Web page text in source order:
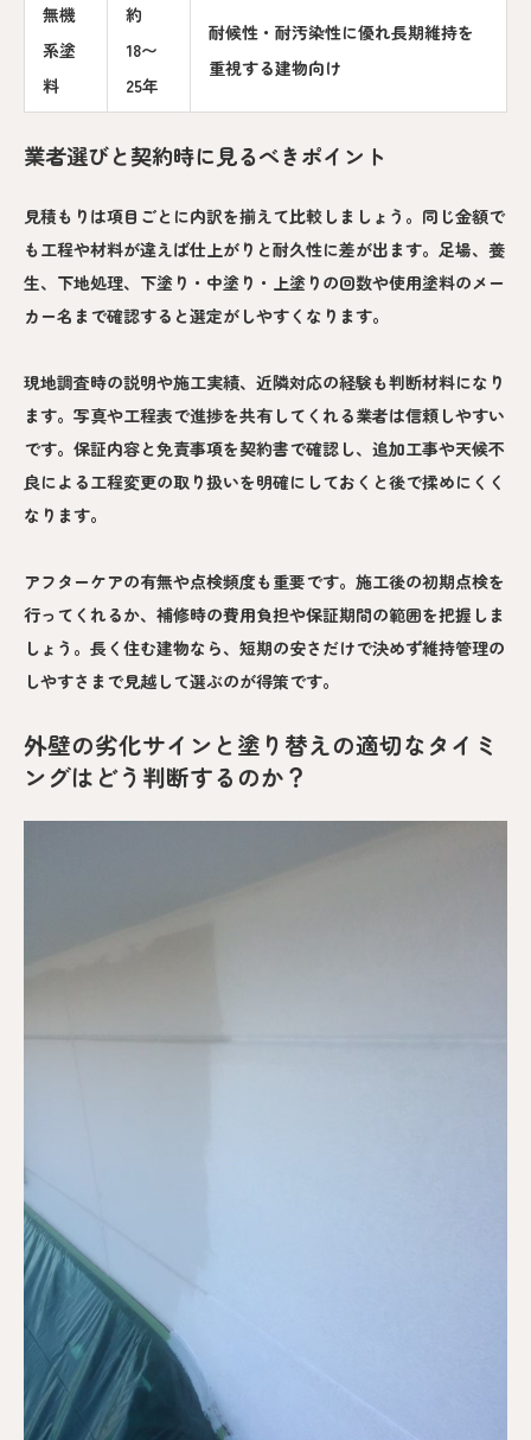
無機
系塗
料
約
18〜
25年
耐候性・耐汚染性に優れ長期維持を
重視する建物向け
業者選びと契約時に見るべきポイント
見積もりは項目ごとに内訳を揃えて比較しましょう。同じ金額で
も工程や材料が違えば仕上がりと耐久性に差が出ます。足場、養
生、下地処理、下塗り・中塗り・上塗りの回数や使用塗料のメー
カー名まで確認すると選定がしやすくなります。
現地調査時の説明や施工実績、近隣対応の経験も判断材料になり
ます。写真や工程表で進捗を共有してくれる業者は信頼しやすい
です。保証内容と免責事項を契約書で確認し、追加工事や天候不
良による工程変更の取り扱いを明確にしておくと後で揉めにくく
なります。
アフターケアの有無や点検頻度も重要です。施工後の初期点検を
行ってくれるか、補修時の費用負担や保証期間の範囲を把握しま
しょう。長く住む建物なら、短期の安さだけで決めず維持管理の
しやすさまで見越して選ぶのが得策です。
外壁の劣化サインと塗り替えの適切なタイミ
ングはどう判断するのか？